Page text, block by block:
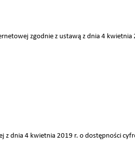
zgodnie z ustawą z dnia 4 kwietnia
z dnia 4 kwietnia 2019 r. o dostępności